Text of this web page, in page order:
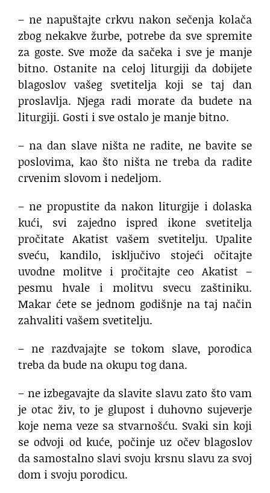
– ne napuštajte crkvu nakon sečenja kolača
zbog nekakve žurbe, potrebe da sve spremite
za goste. Sve može da sačeka i sve je manje
bitno. Ostanite na celoj liturgiji da dobijete
blagoslov vašeg svetitelja koji se taj dan
proslavlja. Njega radi morate da budete na
liturgiji. Gosti i sve ostalo je manje bitno.
– na dan slave ništa ne radite, ne bavite se
poslovima, kao što ništa ne treba da radite
crvenim slovom i nedeljom.
– ne propustite da nakon liturgije i dolaska
kući, svi zajedno ispred ikone svetitelja
pročitate Akatist vašem svetitelju. Upalite
sveću, kandilo, isključivo stojeći očitajte
uvodne molitve i pročitajte ceo Akatist –
pesmu hvale i molitvu svecu zaštiniku.
Makar ćete se jednom godišnje na taj način
zahvaliti vašem svetitelju.
– ne razdvajajte se tokom slave, porodica
treba da bude na okupu tog dana.
– ne izbegavajte da slavite slavu zato što vam
je otac živ, to je glupost i duhovno sujeverje
koje nema veze sa stvarnošću. Svaki sin koji
se odvoji od kuće, počinje uz očev blagoslov
da samostalno slavi svoju krsnu slavu za svoj
dom i svoju porodicu.